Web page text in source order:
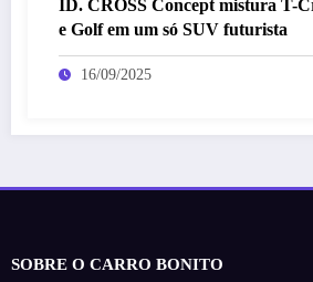
ID. CROSS Concept mistura T-
e Golf em um só SUV futurista
16/09/2025
SOBRE O CARRO BONITO